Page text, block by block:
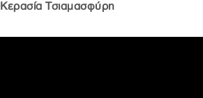
Κερασία Τσιαμασφύρη